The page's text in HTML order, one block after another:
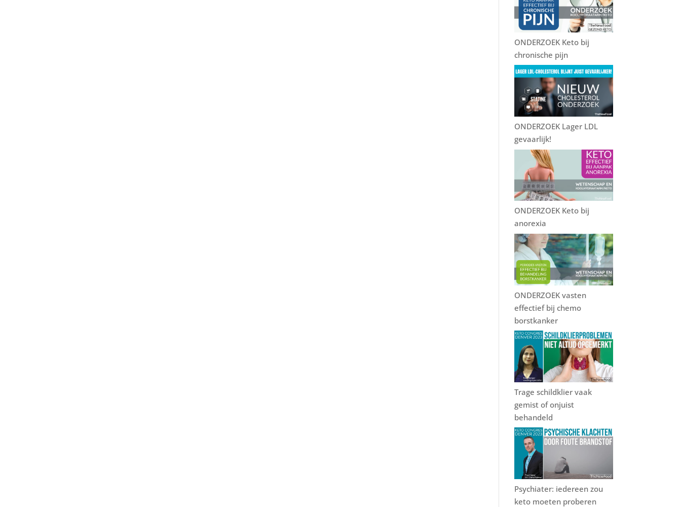
k
ONDERZOEK Keto bij
chronische pijn
ONDERZOEK Lager LDL
gevaarlijk!
ONDERZOEK Keto bij
anorexia
ONDERZOEK vasten
effectief bij chemo
borstkanker
Trage schildklier vaak
gemist of onjuist
behandeld
Psychiater: iedereen zou
keto moeten proberen